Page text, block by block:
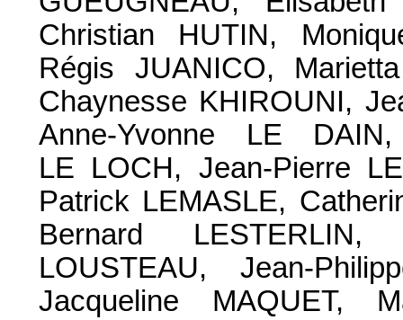
Christian HUTIN,
Régis JUANICO,
Chaynesse KHIROUNI,
Anne-Yvonne LE
LE LOCH, Jean-Pierre
Patrick LEMASLE,
Bernard
LOUSTEAU, Jean-
Jacqueline MAQUET,